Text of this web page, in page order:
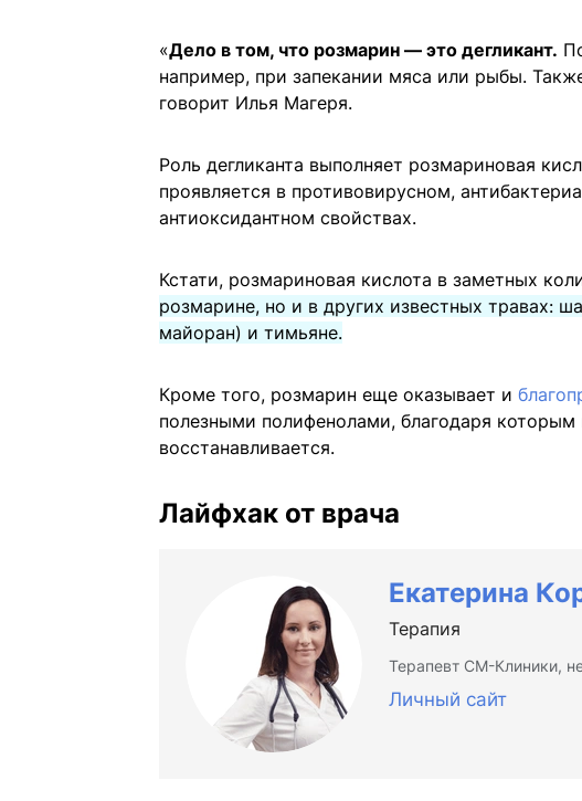
«Дело в том, что розмарин — это дегликант.
например, при запекании мяса или рыбы.
говорит Илья Магеря.
Роль дегликанта выполняет розмариновая
проявляется в противовирусном,
антиоксидантном свойствах.
Кстати, розмариновая кислота в заметных
розмарине, но и в других известных травах:
майоран) и тимьяне.
Кроме того, розмарин еще оказывает и
полезными полифенолами, благодаря
восстанавливается.
Лайфхак от врача
Екатерина
Терапия
Терапевт СМ-Клиники,
Личный сайт